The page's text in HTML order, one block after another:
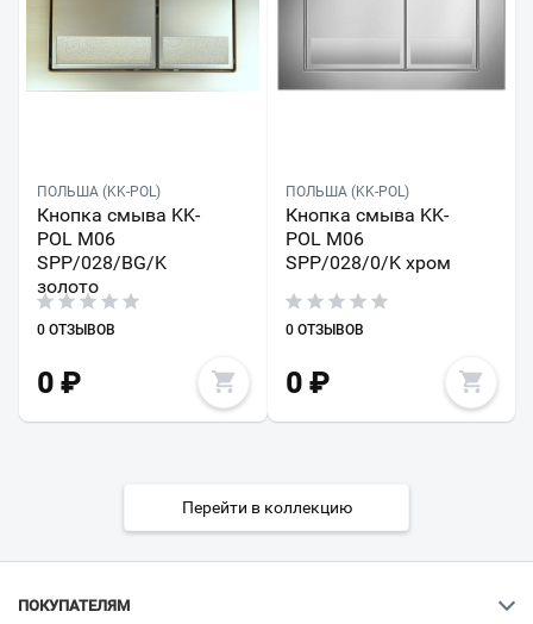
ПОЛЬША (KK-POL)
Кнопка смыва KK-
POL M06
SPP/028/BG/K
золото
0 ОТЗЫВОВ
0 ₽
ПОЛЬША (KK-POL)
Кнопка смыва KK-
POL M06
SPP/028/0/K хром
0 ОТЗЫВОВ
0₽
Перейти в коллекцию
ПОКУПАТЕЛЯМ